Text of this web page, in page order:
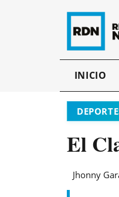
INICIO
El
Jhonny